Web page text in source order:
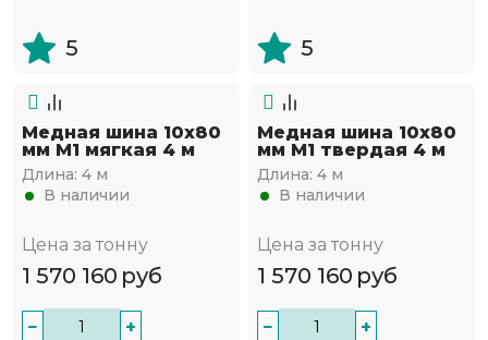
5 5
Медная шина 10х80
мм М1 мягкая 4 м
Длина: 4 м
В наличии
Цена за тонну
1 570 160 руб
− +
Медная шина 10х80
мм М1 твердая 4 м
Длина: 4 м
В наличии
Цена за тонну
1 570 160 руб
− +